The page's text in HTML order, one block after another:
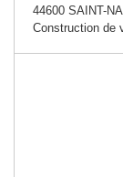
44600 SAINT-
Construction de